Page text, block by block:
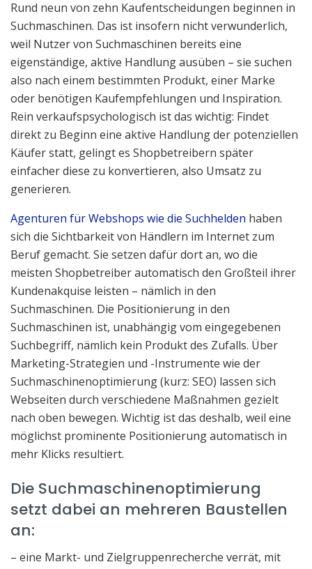
Rund neun von zehn Kaufentscheidungen beginnen in
Suchmaschinen. Das ist insofern nicht verwunderlich,
weil Nutzer von Suchmaschinen bereits eine
eigenständige, aktive Handlung ausüben – sie suchen
also nach einem bestimmten Produkt, einer Marke
oder benötigen Kaufempfehlungen und Inspiration.
Rein verkaufspsychologisch ist das wichtig: Findet
direkt zu Beginn eine aktive Handlung der potenziellen
Käufer statt, gelingt es Shopbetreibern später
einfacher diese zu konvertieren, also Umsatz zu
generieren.
Agenturen für Webshops wie die Suchhelden haben
sich die Sichtbarkeit von Händlern im Internet zum
Beruf gemacht. Sie setzen dafür dort an, wo die
meisten Shopbetreiber automatisch den Großteil ihrer
Kundenakquise leisten – nämlich in den
Suchmaschinen. Die Positionierung in den
Suchmaschinen ist, unabhängig vom eingegebenen
Suchbegriff, nämlich kein Produkt des Zufalls. Über
Marketing-Strategien und -Instrumente wie der
Suchmaschinenoptimierung (kurz: SEO) lassen sich
Webseiten durch verschiedene Maßnahmen gezielt
nach oben bewegen. Wichtig ist das deshalb, weil eine
möglichst prominente Positionierung automatisch in
mehr Klicks resultiert.
Die Suchmaschinenoptimierung
setzt dabei an mehreren Baustellen
an:
– eine Markt- und Zielgruppenrecherche verrät, mit